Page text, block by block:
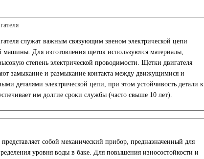
служат важным связующим звеном электрической цепи
машины. Для изготовления щеток используются материалы,
степень электрической проводимости. Щетки двигателя
замыкание и размыкание контакта между движущимися и
деталями электрической цепи, при этом устойчивость детали к
им долгие сроки службы (часто свыше 10 лет).
представляет собой механический прибор, предназначенный для
уровня воды в баке. Для повышения износостойкости и